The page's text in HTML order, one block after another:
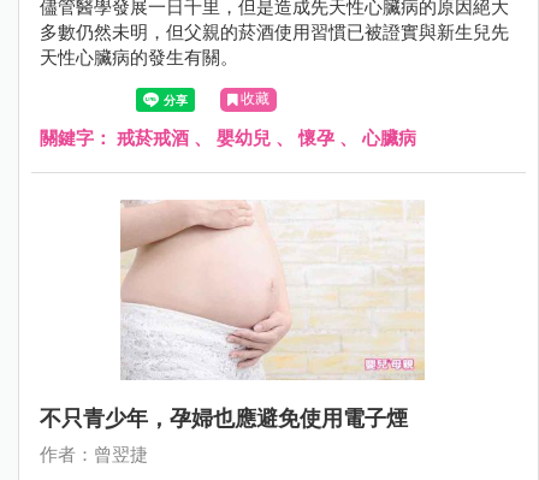
儘管醫學發展一日千里，但是造成先天性心臟病的原因絕大
多數仍然未明，但父親的菸酒使用習慣已被證實與新生兒先
天性心臟病的發生有關。
收藏
關鍵字： 戒菸戒酒 、 嬰幼兒 、懷孕 、心臟病
不只青少年，孕婦也應避免使用電子煙
作者：曾翌捷